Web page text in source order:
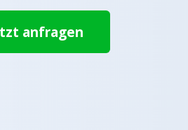
anfragen